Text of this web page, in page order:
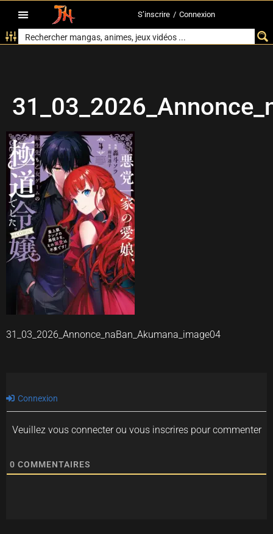
S’inscrire / Connexion
31_03_2026_Annonce_naBan_Akumana_image04
Connexion
Veuillez vous connecter ou vous inscrires pour commenter
0 COMMENTAIRES